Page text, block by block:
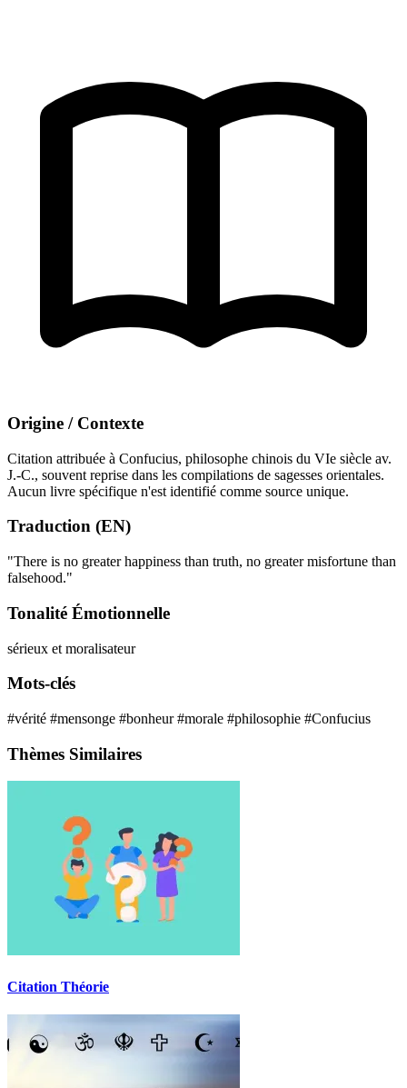
Origine / Contexte
Citation attribuée à Confucius, philosophe chinois du VIe siècle av.
J.-C., souvent reprise dans les compilations de sagesses orientales.
Aucun livre spécifique n'est identifié comme source unique.
Traduction (EN)
"There is no greater happiness than truth, no greater misfortune than
falsehood."
Tonalité Émotionnelle
sérieux et moralisateur
Mots-clés
#vérité #mensonge #bonheur#morale #philosophie #Confucius
Thèmes Similaires
Citation Théorie